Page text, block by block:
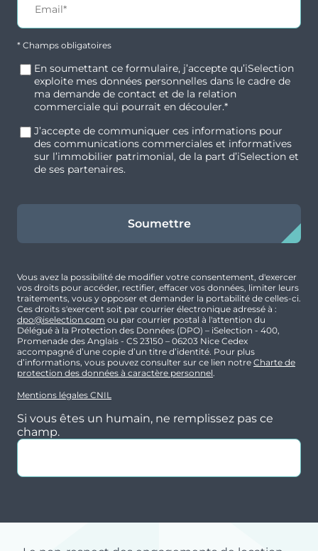
* Champs obligatoires
En soumettant ce formulaire, j’accepte qu’iSelection
exploite mes données personnelles dans le cadre de
ma demande de contact et de la relation
commerciale qui pourrait en découler.*
J’accepte de communiquer ces informations pour
des communications commerciales et informatives
sur l’immobilier patrimonial, de la part d’iSelection et
de ses partenaires.
Soumettre
Vous avez la possibilité de modifier votre consentement, d'exercer
vos droits pour accéder, rectifier, effacer vos données, limiter leurs
traitements, vous y opposer et demander la portabilité de celles-ci.
Ces droits s'exercent soit par courrier électronique adressé à :
dpo@iselection.com ou par courrier postal à l'attention du
Délégué à la Protection des Données (DPO) – iSelection - 400,
Promenade des Anglais - CS 23150 – 06203 Nice Cedex
accompagné d’une copie d’un titre d’identité. Pour plus
d’informations, vous pouvez consulter sur ce lien notre Charte de
protection des données à caractère personnel
Mentions légales CNIL
Si vous êtes un humain, ne remplissez pas ce
champ.